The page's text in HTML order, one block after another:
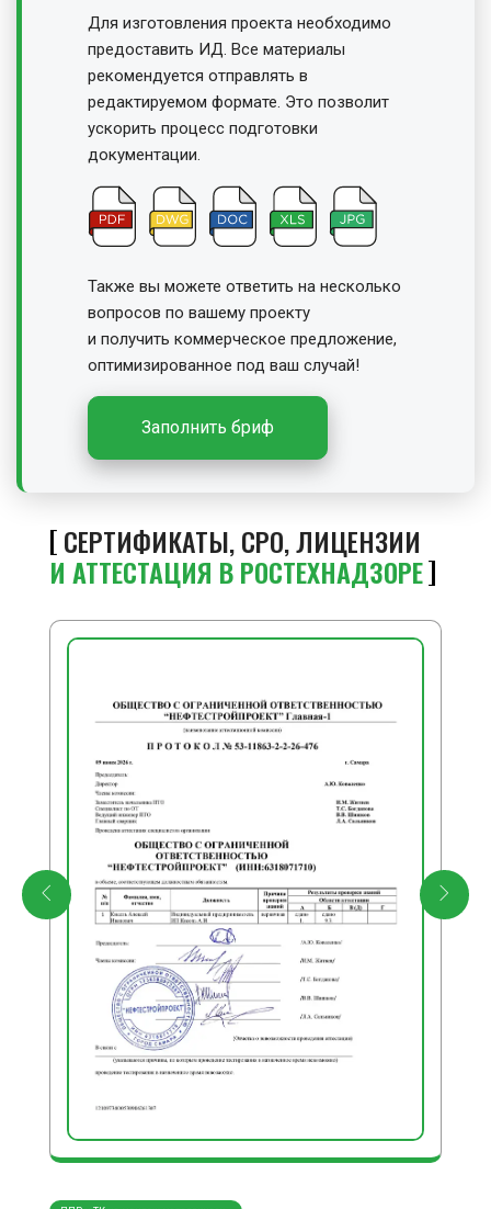
Для изготовления проекта необходимо
предоставить ИД. Все материалы
рекомендуется отправлять в
редактируемом формате. Это позволит
ускорить процесс подготовки
документации.
Также вы можете ответить на несколько
вопросов по вашему проекту
и получить коммерческое предложение,
оптимизированное под ваш случай!
Заполнить бриф
СЕРТИФИКАТЫ, СРО, ЛИЦЕНЗИИ
И АТТЕСТАЦИЯ В РОСТЕХНАДЗОРЕ